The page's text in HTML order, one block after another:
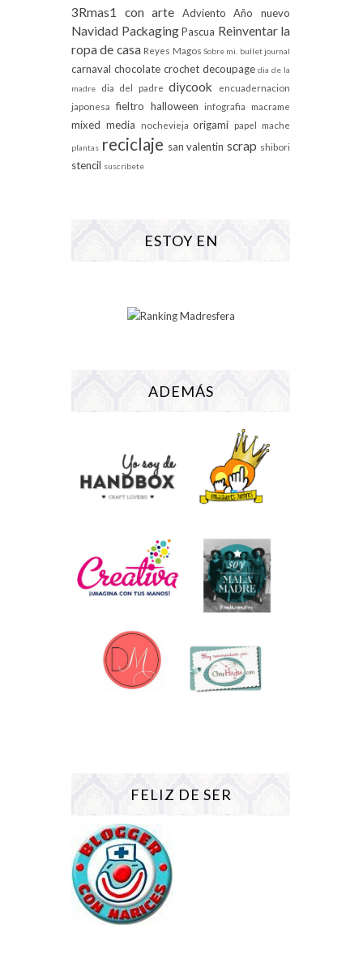
3Rmas1 con arte Adviento Año nuevo
Navidad Packaging Pascua Reinventar la
ropa de casa Reyes Magos Sobre mi. bullet journal
carnaval chocolate crochet decoupage dia de la
madre
dia del padre diycook
encuadernacion
japonesa fieltro halloween infografia macrame
mixed media nochevieja origami papel mache
plantas reciclaje san valentin scrap shibori
stencil suscribete
ESTOY EN
ADEMÁS
FELIZ DE SER